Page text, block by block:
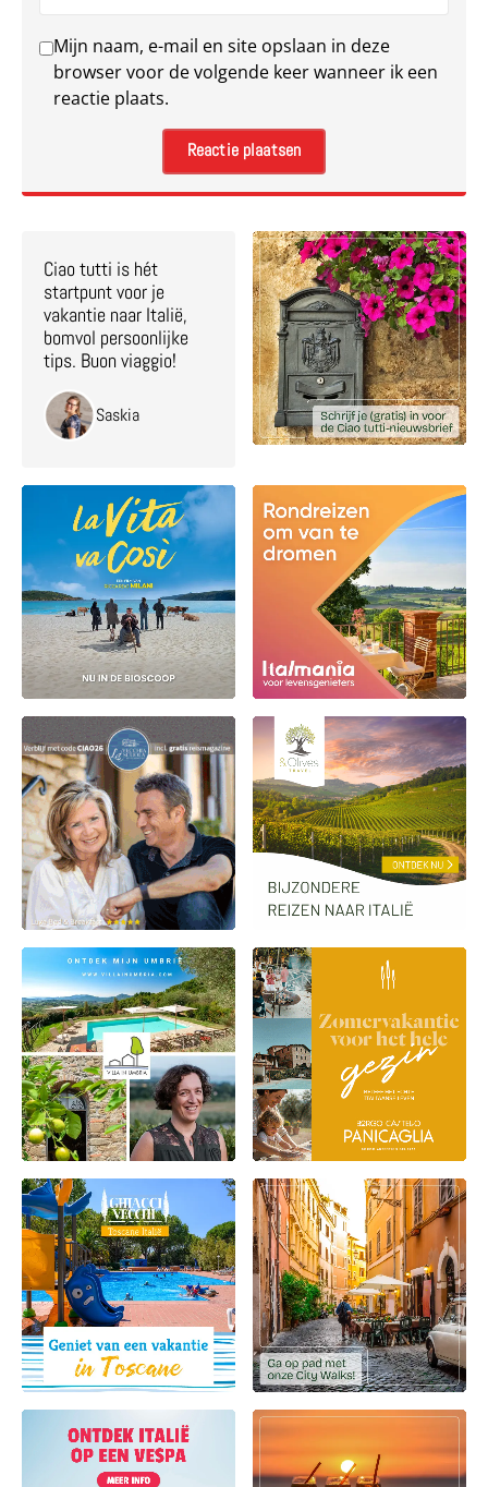
Mijn naam, e-mail en site opslaan in deze
browser voor de volgende keer wanneer ik een
reactie plaats.
Ciao tutti is hét
startpunt voor je
vakantie naar Italië,
bomvol persoonlijke
tips. Buon viaggio!
Saskia